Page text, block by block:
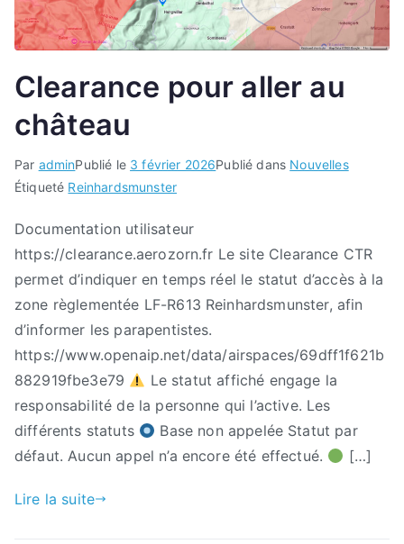
Clearance pour aller au
château
Par adminPublié le 3 février 2026Publié dans Nouvelles
Étiqueté Reinhardsmunster
Documentation utilisateur
https://clearance.aerozorn.fr Le site Clearance CTR
permet d’indiquer en temps réel le statut d’accès à la
zone règlementée LF-R613 Reinhardsmunster, afin
d’informer les parapentistes.
https://www.openaip.net/data/airspaces/69dff1f621b
882919fbe3e79
Le statut affiché engage la
responsabilité de la personne qui l’active. Les
différents statuts
Base non appelée Statut par
défaut. Aucun appel n’a encore été effectué.
[…]
Lire la suite